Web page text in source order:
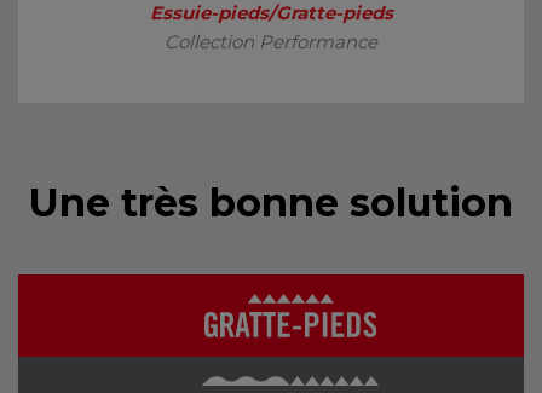
Essuie-pieds/Gratte-pieds
Collection Performance
Une très bonne solution